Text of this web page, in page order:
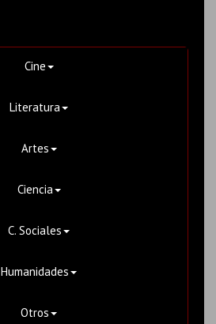
Cine
Literatura
Artes
Ciencia
C. Sociales
Humanidades
Otros